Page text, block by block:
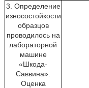
3. Определение
износостойкости
образцов
проводилось на
лабораторной
машине
«Шкода-
Саввина».
Оценка